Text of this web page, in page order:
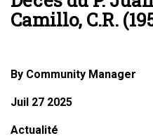
Camillo, C.R.
By Community Manager
Juil 27 2025
Actualité